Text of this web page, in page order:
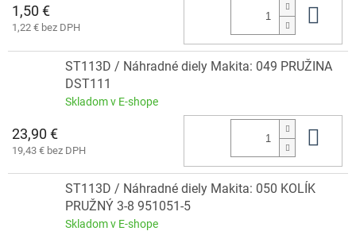
1,50 €
1,22 € bez DPH
ST113D / Náhradné diely Makita: 049 PRUŽINA
DST111
Skladom v E-shope
23,90 €
19,43 € bez DPH
ST113D / Náhradné diely Makita: 050 KOLÍK
PRUŽNÝ 3-8 951051-5
Skladom v E-shope